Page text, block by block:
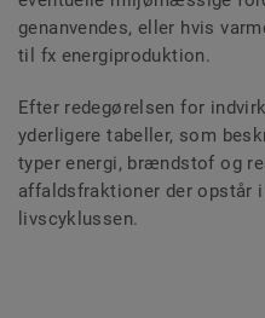
genanvendes, eller hvis
til fx energiproduktion.
Efter redegørelsen for
yderligere tabeller, som
typer energi, brændstof og
affaldsfraktioner der opstår
livscyklussen.